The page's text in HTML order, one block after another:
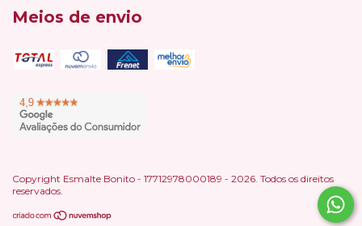
Meios de envio
Copyright Esmalte Bonito - 17712978000189 - 2026. Todos os direitos
reservados.